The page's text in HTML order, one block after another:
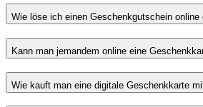
Wie löse ich einen Geschenkgutschein online
Kann man jemandem online eine
Wie kauft man eine digitale Geschenkkarte